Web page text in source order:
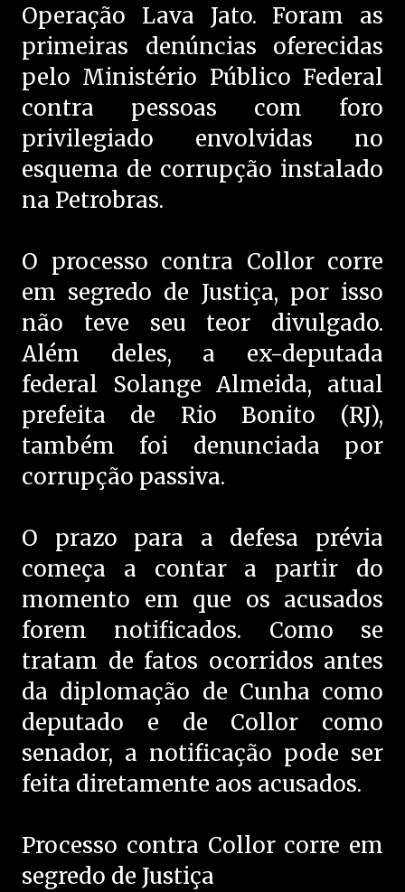
Operação Lava Jato. Foram as
primeiras denúncias oferecidas
pelo Ministério Público Federal
contra pessoas com foro
privilegiado envolvidas no
esquema de corrupção instalado
na Petrobras.
O processo contra Collor corre
em segredo de Justiça, por isso
não teve seu teor divulgado.
Além deles, a ex-deputada
federal Solange Almeida, atual
prefeita de Rio Bonito (RJ),
também foi denunciada por
corrupção passiva.
O prazo para a defesa prévia
começa a contar a partir do
momento em que os acusados
forem notificados. Como se
tratam de fatos ocorridos antes
da diplomação de Cunha como
deputado e de Collor como
senador, a notificação pode ser
feita diretamente aos acusados.
Processo contra Collor corre em
segredo de Justiça